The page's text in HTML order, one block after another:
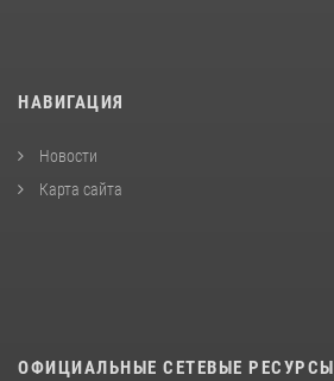
НАВИГАЦИЯ
Новости
Карта сайта
ОФИЦИАЛЬНЫЕ СЕТЕВЫЕ РЕСУРСЫ